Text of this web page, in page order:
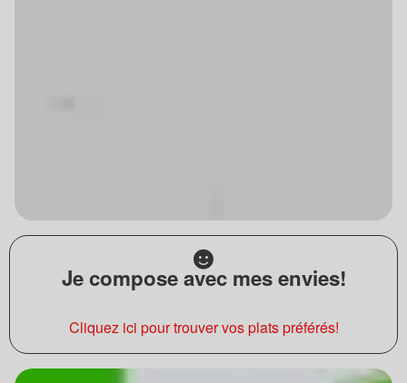
Je compose avec mes envies!
Cliquez ici pour trouver vos plats préférés!